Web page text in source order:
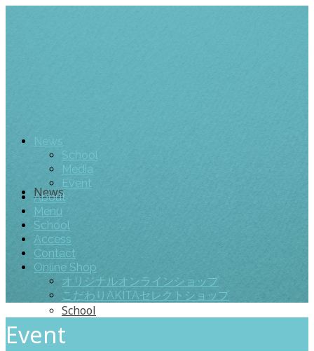
News
School
News
School
Media
Event
About
Menu
School
Access
Contact
Online Shop
オリジナルオンラインショップ
こだわりAKITAセレクトショップ
Event